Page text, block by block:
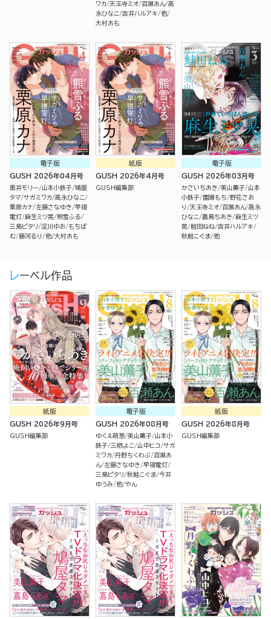
ワカ 天王寺ミオ 百瀬あん 高
永ひなこ 吉井ハルアキ 他
大村あも
電子版
GUSH 2026年04月号
黒井モリー 山本小鉄子 鳩屋
タマ サガミワカ 高永ひなこ
栗原カナ 左藤さなゆき 早寝
電灯 麻生ミツ晃 熊雪ふる
三島ピタリ 淀川ゆお もちぱ
む 藤河るり 他 大村あも
紙版
GUSH 2026年4月号
GUSH編集部
電子版
GUSH 2026年03月号
かさいちあき 美山薫子 山本
小鉄子 園瀬もち 野花さお
り
天王寺ミオ 百瀬あん 高永
ひなこ 嘉島ちあき 麻生ミツ
晃 鮭田ねね 吉井ハルアキ
秋鮭こぐま 他
レーベル作品
紙版
GUSH 2026年9月号
GUSH編集部
電子版
GUSH 2026年08月号
ゆくえ萌葱 美山薫子 山本小
鉄子 三栖よこ 山中ヒコ サガ
ミワカ 丹野ちくわぶ 百瀬あ
ん 左藤さなゆき 早寝電灯
三島ピタリ 秋鮭こぐま 今井
ゆうみ 他 やん
紙版
GUSH 2026年8月号
GUSH編集部